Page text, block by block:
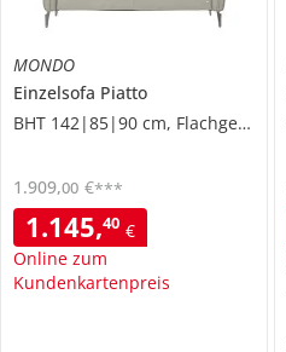
MONDO
Einzelsofa Piatto
BHT 142|85|90 cm, Flachgewebe
1.145,40 €
Online zum
Kundenkartenpreis
1.909,00 €***